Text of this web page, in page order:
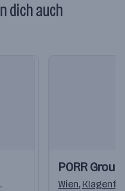
dich auch
Linz,Bergheim,
Videos
Einblicke
Einblicke
PORR Group
Wien,